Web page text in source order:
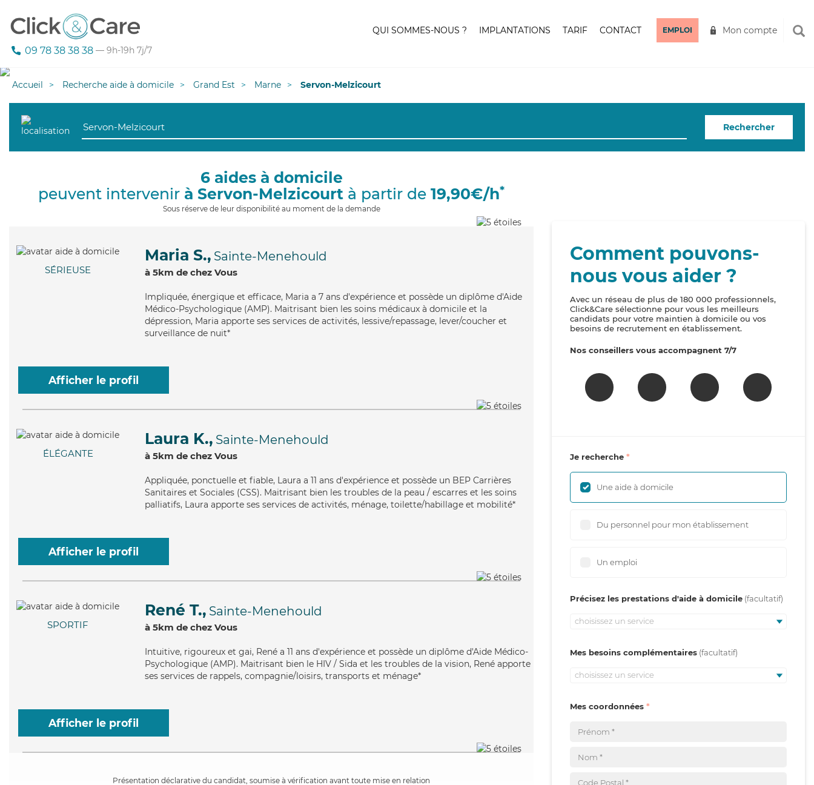
09 78 38 38 38 — 9h-19h 7j/7
QUI SOMMES-NOUS ? IMPLANTATIONS TARIF CONTACT EMPLOI Mon compte
Accueil Recherche aide à domicile Grand Est Marne Servon-Melzicourt
Rechercher
6 aides à domicile
peuvent intervenir à Servon-Melzicourt à partir de 19,90€/h*
Sous réserve de leur disponibilité au moment de la demande
SÉRIEUSE
Maria S., Sainte-Menehould
à 5km de chez Vous
Impliquée, énergique et efficace, Maria a 7 ans d'expérience et possède un diplôme d'Aide
Médico-Psychologique (AMP). Maitrisant bien les soins médicaux à domicile et la
dépression, Maria apporte ses services de activités, lessive/repassage, lever/coucher et
surveillance de nuit*
Afficher le profil
ÉLÉGANTE
Laura K., Sainte-Menehould
à 5km de chez Vous
Appliquée, ponctuelle et fiable, Laura a 11 ans d'expérience et possède un BEP Carrières
Sanitaires et Sociales (CSS). Maitrisant bien les troubles de la peau / escarres et les soins
palliatifs, Laura apporte ses services de activités, ménage, toilette/habillage et mobilité*
Afficher le profil
SPORTIF
René T., Sainte-Menehould
à 5km de chez Vous
Intuitive, rigoureux et gai, René a 11 ans d'expérience et possède un diplôme d'Aide Médico-
Psychologique (AMP). Maitrisant bien le HIV / Sida et les troubles de la vision, René apporte
ses services de rappels, compagnie/loisirs, transports et ménage*
Afficher le profil
Présentation déclarative du candidat, soumise à vérification avant toute mise en relation
Comment pouvons-
nous vous aider ?
Avec un réseau de plus de 180 000 professionnels,
Click&Care sélectionne pour vous les meilleurs
candidats pour votre maintien à domicile ou vos
besoins de recrutement en établissement.
Nos conseillers vous accompagnent 7/7
Je recherche
Une aide à domicile
Du personnel pour mon établissement
Un emploi
Précisez les prestations d'aide à domicile
choisissez un service
Mes besoins complémentaires
choisissez un service
Mes coordonnées